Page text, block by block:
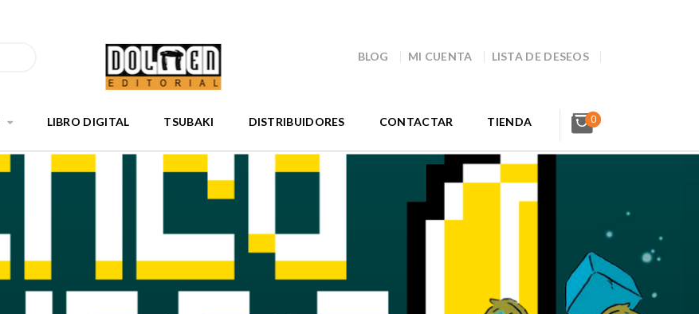
BLOG MI CUENTA LISTA DE DESEOS
LIBRO DIGITAL TSUBAKI DISTRIBUIDORES CONTACTAR TIENDA 0